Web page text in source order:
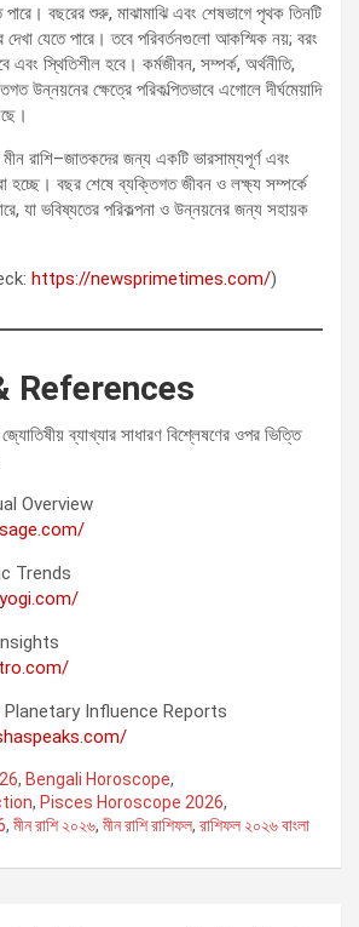
পারে। বছরের শুরু, মাঝামাঝি এবং শেষভাগে পৃথক তিনটি
যেতে পারে। তবে পরিবর্তনগুলো আকস্মিক নয়; বরং
এবং স্থিতিশীল হবে। কর্মজীবন, সম্পর্ক, অর্থনীতি,
উন্নয়নের ক্ষেত্রে পরিকল্পিতভাবে এগোলে দীর্ঘমেয়াদি
রাশি–জাতকদের জন্য একটি ভারসাম্যপূর্ণ এবং
হচ্ছে। বছর শেষে ব্যক্তিগত জীবন ও লক্ষ্য সম্পর্কে
যা ভবিষ্যতের পরিকল্পনা ও উন্নয়নের জন্য সহায়ক
https://newsprimetimes.com/)
References
ব্যাখ্যার সাধারণ বিশ্লেষণের ওপর ভিত্তি
Overview
Trends
Influence Reports
, Bengali Horoscope,
, Pisces Horoscope 2026,
, মীন রাশি ২০২৬, মীন রাশি রাশিফল, রাশিফল ২০২৬ বাংলা